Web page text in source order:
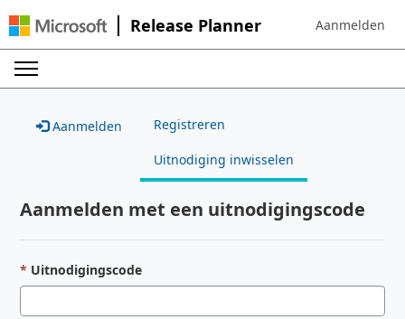
Release Planner Sign in to your
Aanmelden
Aanmelden Registreren
Uitnodiging inwisselen
Aanmelden met een uitnodigingscode
Uitnodigingscode